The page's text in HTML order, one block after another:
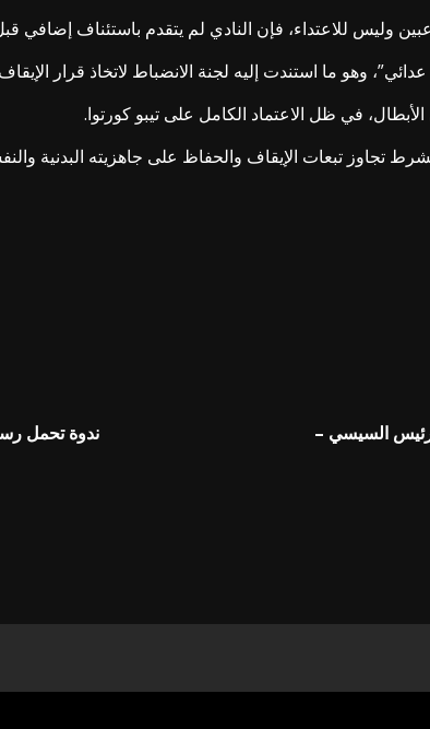
وليس للاعتداء، فإن النادي لم يتقدم باستئناف إضافي قبل
وهو ما استندت إليه لجنة الانضباط لاتخاذ قرار
في ظل الاعتماد الكامل على تيبو كورتوا.
تجاوز تبعات الإيقاف والحفاظ على جاهزيته البدنية
السيسي –
ندوة تحمل